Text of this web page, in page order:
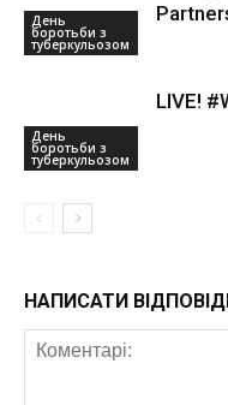
День
боротьби з
туберкульозом
День
боротьби з
туберкульозом
LIVE!
НАПИСАТИ